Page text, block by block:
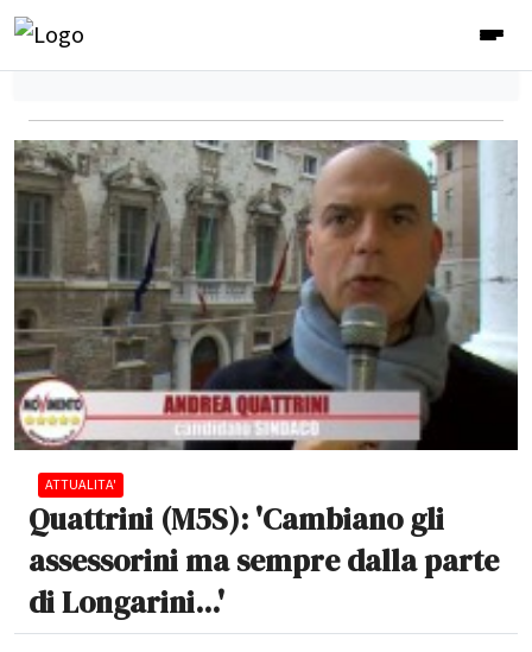
ATTUALITA'
Quattrini (M5S): 'Cambiano gli
assessorini ma sempre dalla parte
di Longarini...'